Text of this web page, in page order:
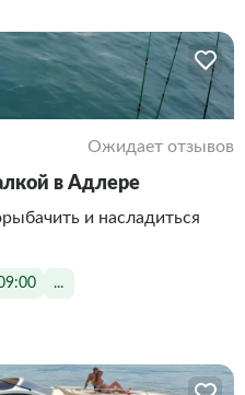
Ожидает отзывов
в Адлере
и насладиться
...